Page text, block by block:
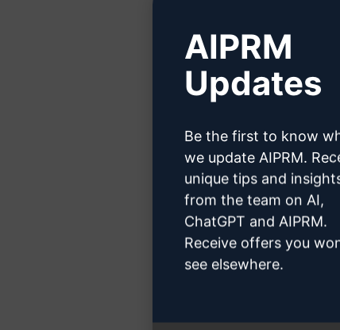
ス
クロー
ステッ
AIPRM
Updates
Be the first to know
we update AIPRM.
unique tips and
from the team on AI,
ChatGPT and AIPRM.
Receive offers you
see elsewhere.